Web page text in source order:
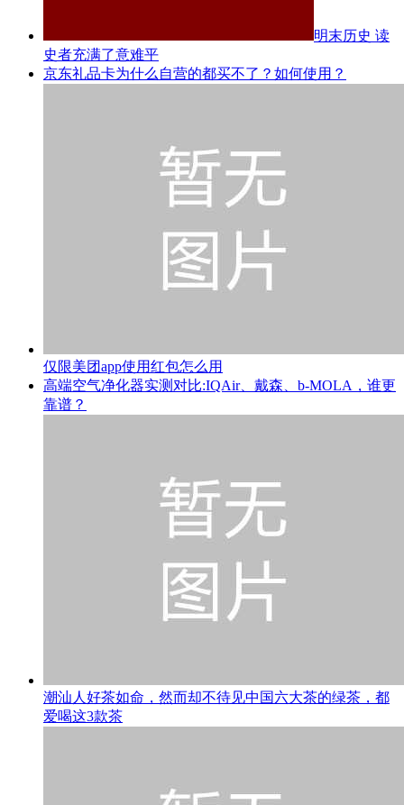
明末历史 读
史者充满了意难平
京东礼品卡为什么自营的都买不了？如何使用？
仅限美团app使用红包怎么用
高端空气净化器实测对比:IQAir、戴森、b-MOLA，谁更
靠谱？
潮汕人好茶如命，然而却不待见中国六大茶的绿茶，都
爱喝这3款茶